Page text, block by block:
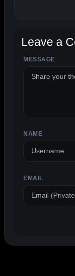
Leave a
MESSAGE
NAME
EMAIL
ALTERNATIVE: